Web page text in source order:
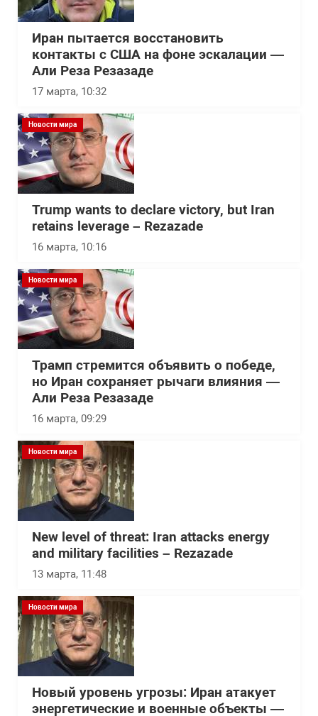
Иран пытается восстановить
контакты с США на фоне эскалации —
Али Реза Резазаде
17 марта, 10:32
Новости мира
Trump wants to declare victory, but Iran
retains leverage – Rezazade
16 марта, 10:16
Новости мира
Трамп стремится объявить о победе,
но Иран сохраняет рычаги влияния —
Али Реза Резазаде
16 марта, 09:29
Новости мира
New level of threat: Iran attacks energy
and military facilities – Rezazade
13 марта, 11:48
Новости мира
Новый уровень угрозы: Иран атакует
энергетические и военные объекты —